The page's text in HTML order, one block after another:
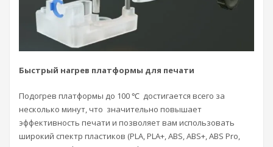
Быстрый нагрев платформы для печати
Подогрев платформы до 100 ℃ достигается всего за
несколько минут, что значительно повышает
эффективность печати и позволяет вам использовать
широкий спектр пластиков (PLA, PLA+, ABS, ABS+, ABS Pro,